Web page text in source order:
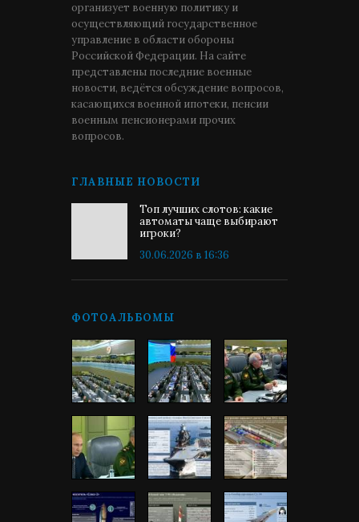
организует военную политику и
осуществляющий государственное
управление в области обороны
Российской Федерации. На сайте
представлены последние военные
новости, ведётся обсуждение вопросов,
касающихся военной ипотеки, пенсии
военным пенсионерами прочих
вопросов.
ГЛАВНЫЕ НОВОСТИ
Топ лучших слотов: какие
автоматы чаще выбирают
игроки?
30.06.2026 в 16:36
ФОТОАЛЬБОМЫ